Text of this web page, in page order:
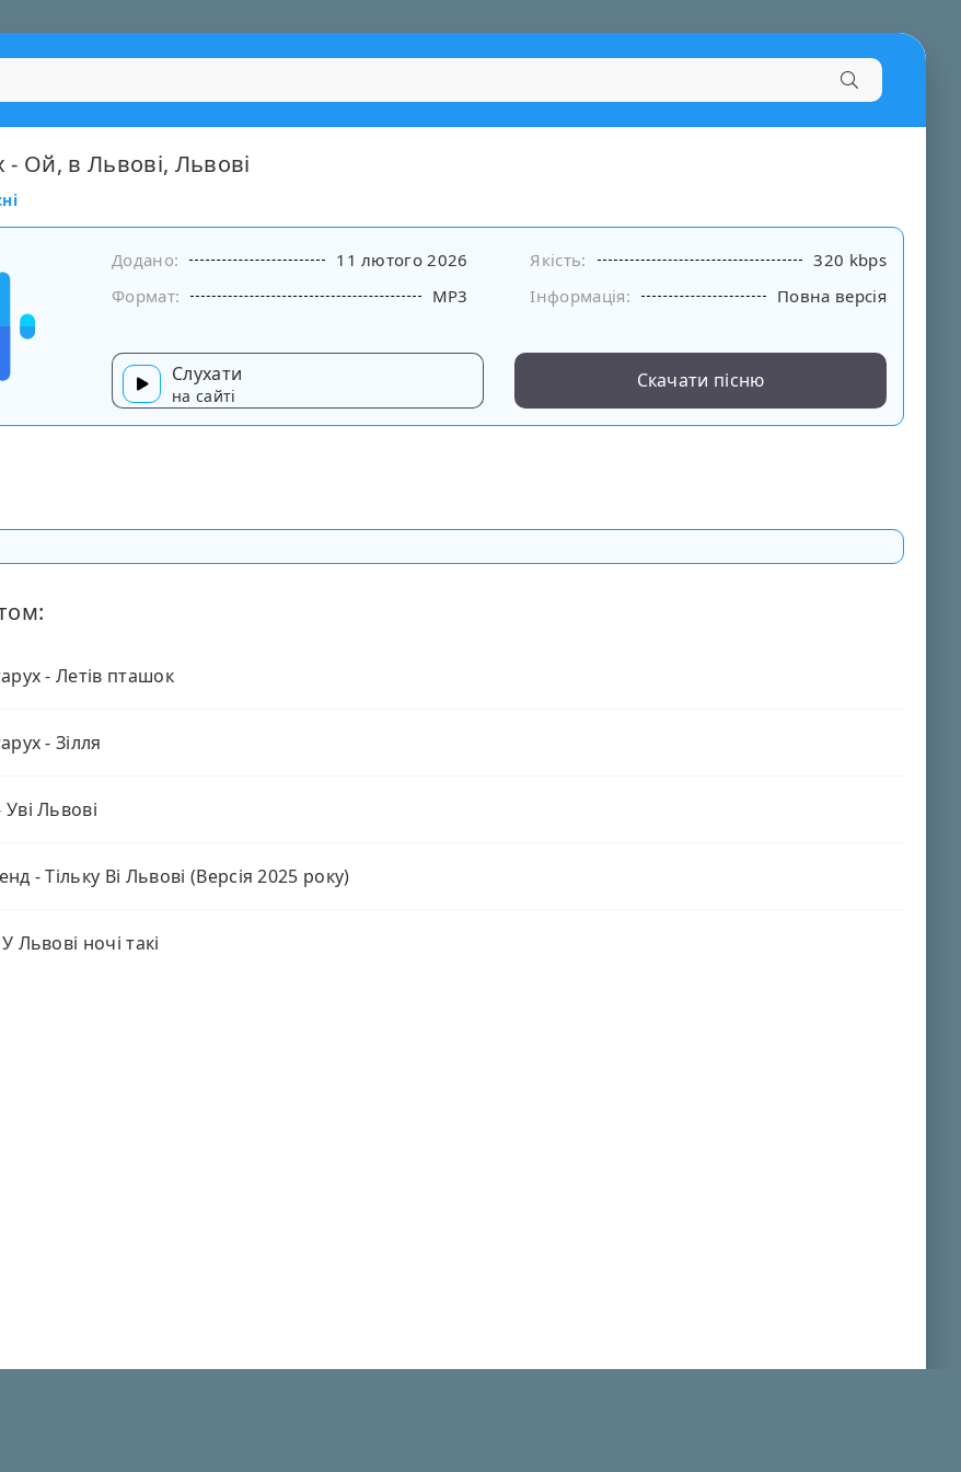
- Ой, в Львові, Львові
Додано: 11 лютого 2026 Якість:
320 kbps
Формат:
MP3 Інформація: Повна версія
Слухати
на сайті
Скачати пісню
- Летів пташок
- Зілля
Львові
- Тільку Ві Львові (Версія 2025 року)
Львові ночі такі